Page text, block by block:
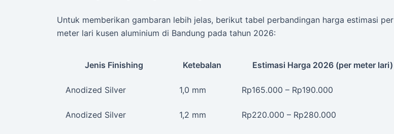
Untuk memberikan gambaran lebih jelas, berikut tabel perbandingan harga estimasi per
meter lari kusen aluminium di Bandung pada tahun 2026:
Jenis Finishing Ketebalan Estimasi Harga 2026 (per meter lari)
Anodized Silver 1,0 mm Rp165.000 – Rp190.000
Anodized Silver 1,2 mm Rp220.000 – Rp280.000